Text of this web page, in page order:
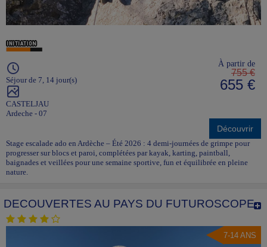
Séjour de 7, 14 jour(s)
CASTELJAU
Ardeche - 07
À partir de
755 €
655 €
Découvrir
Stage escalade ado en Ardèche – Été 2026 : 4 demi-journées de grimpe pour
progresser sur blocs et paroi, complétées par kayak, karting, paintball,
baignades et veillées pour une semaine sportive, fun et équilibrée en pleine
nature.
DECOUVERTES AU PAYS DU FUTUROSCOPE
7-14 ANS